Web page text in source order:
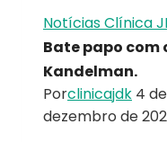
Notícias Clínica
Bate papo com
Kandelman.
Porclinicajdk 4
dezembro de